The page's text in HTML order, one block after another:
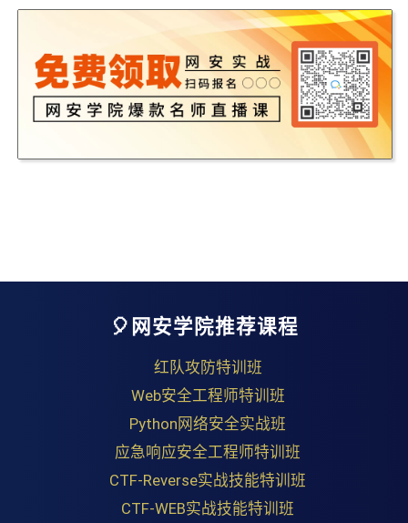
🎈网安学院推荐课程
红队攻防特训班
Web安全工程师特训班
Python网络安全实战班
应急响应安全工程师特训班
CTF-Reverse实战技能特训班
CTF-WEB实战技能特训班